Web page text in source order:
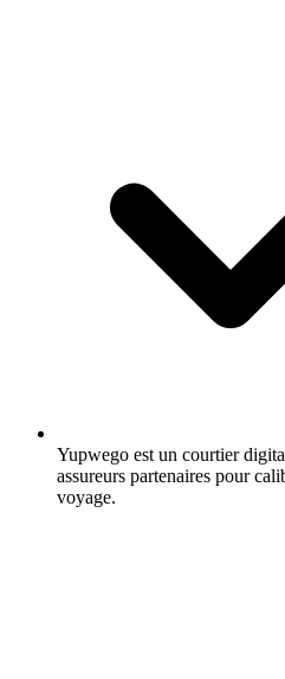
Yupwego est un courtier
assureurs partenaires pour
voyage.